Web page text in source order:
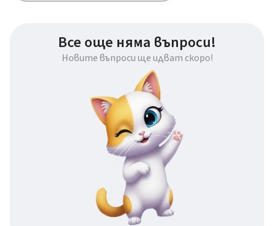
Все още няма въпроси!
Новите въпроси ще идват скоро!